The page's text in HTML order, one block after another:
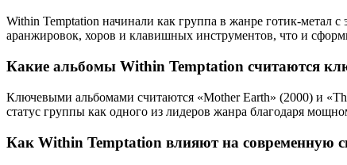
Within Temptation начинали как группа в жанре готик-метал
аранжировок, хоров и клавишных инструментов, что и
Какие альбомы Within Temptation считаются
Ключевыми альбомами считаются «Mother Earth» (2000) и
статус группы как одного из лидеров жанра благодаря
Как Within Temptation влияют на современную